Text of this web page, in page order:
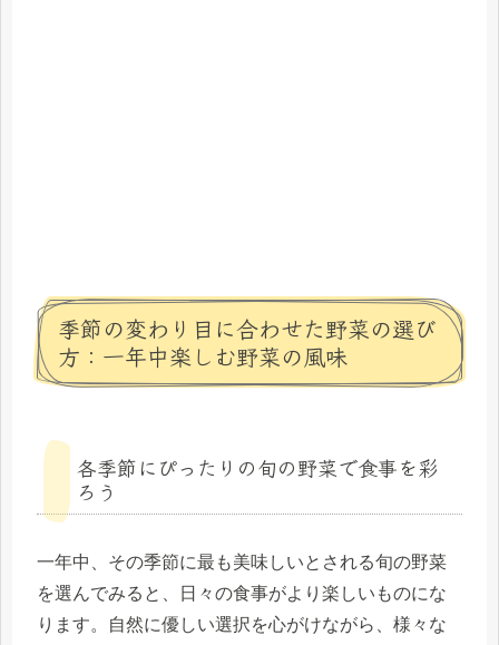
季節の変わり目に合わせた野菜の選び
方：一年中楽しむ野菜の風味
各季節にぴったりの旬の野菜で食事を彩
ろう
一年中、その季節に最も美味しいとされる旬の野菜
を選んでみると、日々の食事がより楽しいものにな
ります。自然に優しい選択を心がけながら、様々な